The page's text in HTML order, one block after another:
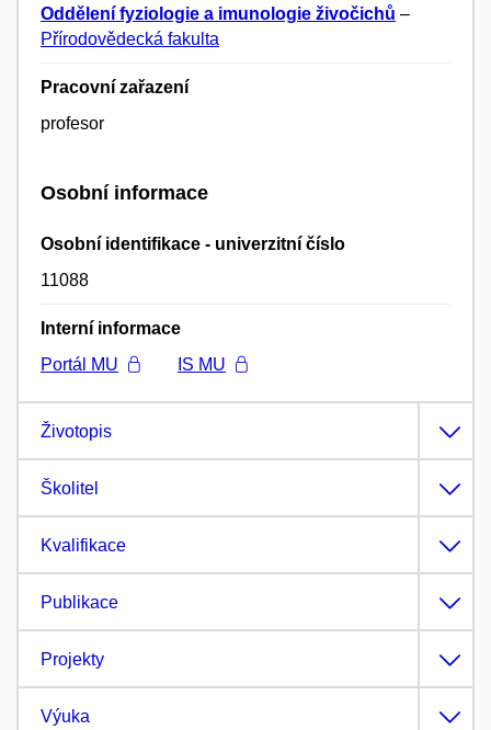
Oddělení fyziologie a imunologie živočichů –
Přírodovědecká fakulta
Pracovní zařazení
profesor
Osobní informace
Osobní identifikace - univerzitní číslo
11088
Interní informace
Portál MU
IS MU
Životopis
Školitel
Kvalifikace
Publikace
Projekty
Výuka